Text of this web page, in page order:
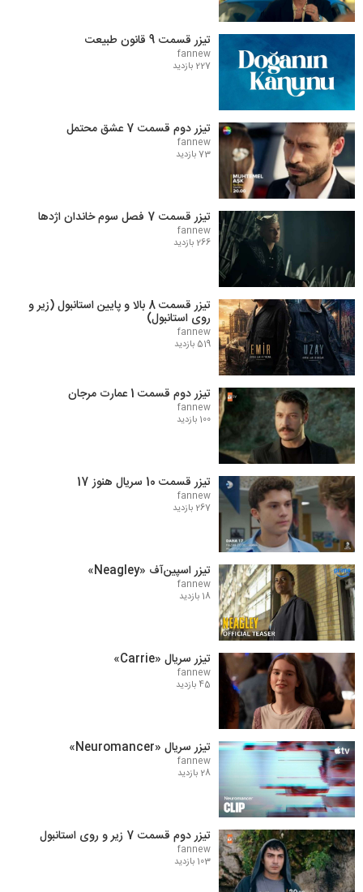
تیزر قسمت 9 قانون طبیعت
fannew
227 بازدید
تیزر دوم قسمت 7 عشق محتمل
fannew
73 بازدید
تیزر قسمت 7 فصل سوم خاندان اژدها
fannew
266 بازدید
تیزر قسمت 8 بالا و پایین استانبول (زیر و
روی استانبول)
fannew
519 بازدید
تیزر دوم قسمت 1 عمارت مرجان
fannew
100 بازدید
تیزر قسمت 10 سریال هنوز 17
fannew
267 بازدید
تیزر اسپین‌آف «Neagley»
fannew
18 بازدید
تیزر سریال «Carrie»
fannew
45 بازدید
تیزر سریال «Neuromancer»
fannew
28 بازدید
تیزر دوم قسمت 7 زیر و روی استانبول
fannew
103 بازدید